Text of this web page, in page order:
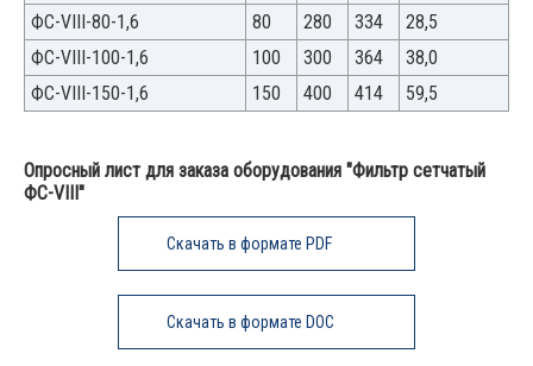
ФС-VIII-80-1,6
80 280 334
28,5
ФС-VIII-100-1,6
100 300 364
38,0
ФС-VIII-150-1,6
150 400 414 59,5
Опросный лист для заказа оборудования "Фильтр сетчатый
ФС-VIII"
Скачать в формате PDF
Скачать в формате DOC